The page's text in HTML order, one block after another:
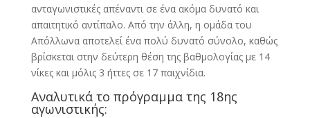
ανταγωνιστικές απέναντι σε ένα ακόμα δυνατό και
απαιτητικό αντίπαλο. Από την άλλη, η ομάδα του
Απόλλωνα αποτελεί ένα πολύ δυνατό σύνολο, καθώς
βρίσκεται στην δεύτερη θέση της βαθμολογίας με 14
νίκες και μόλις 3 ήττες σε 17 παιχνίδια.
Αναλυτικά το πρόγραμμα της 18ης
αγωνιστικής: